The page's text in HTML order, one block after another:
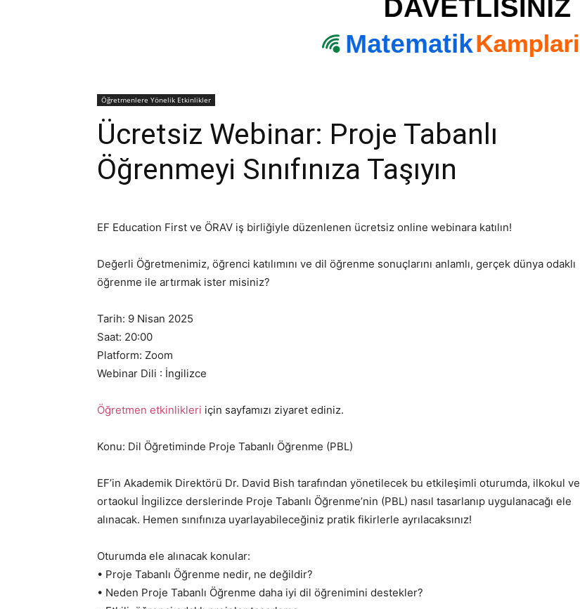
Öğretmenlere Yönelik Etkinlikler
Ücretsiz Webinar: Proje Tabanlı
Öğrenmeyi Sınıfınıza Taşıyın
EF Education First ve ÖRAV iş birliğiyle düzenlenen ücretsiz online webinara katılın!
Değerli Öğretmenimiz, öğrenci katılımını ve dil öğrenme sonuçlarını anlamlı, gerçek dünya odaklı
öğrenme ile artırmak ister misiniz?
Tarih: 9 Nisan 2025
Saat: 20:00
Platform: Zoom
Webinar Dili : İngilizce
Öğretmen etkinlikleri için sayfamızı ziyaret ediniz.
Konu: Dil Öğretiminde Proje Tabanlı Öğrenme (PBL)
EF’in Akademik Direktörü Dr. David Bish tarafından yönetilecek bu etkileşimli oturumda, ilkokul ve
ortaokul İngilizce derslerinde Proje Tabanlı Öğrenme’nin (PBL) nasıl tasarlanıp uygulanacağı ele
alınacak. Hemen sınıfınıza uyarlayabileceğiniz pratik fikirlerle ayrılacaksınız!
Oturumda ele alınacak konular:
• Proje Tabanlı Öğrenme nedir, ne değildir?
• Neden Proje Tabanlı Öğrenme daha iyi dil öğrenimini destekler?